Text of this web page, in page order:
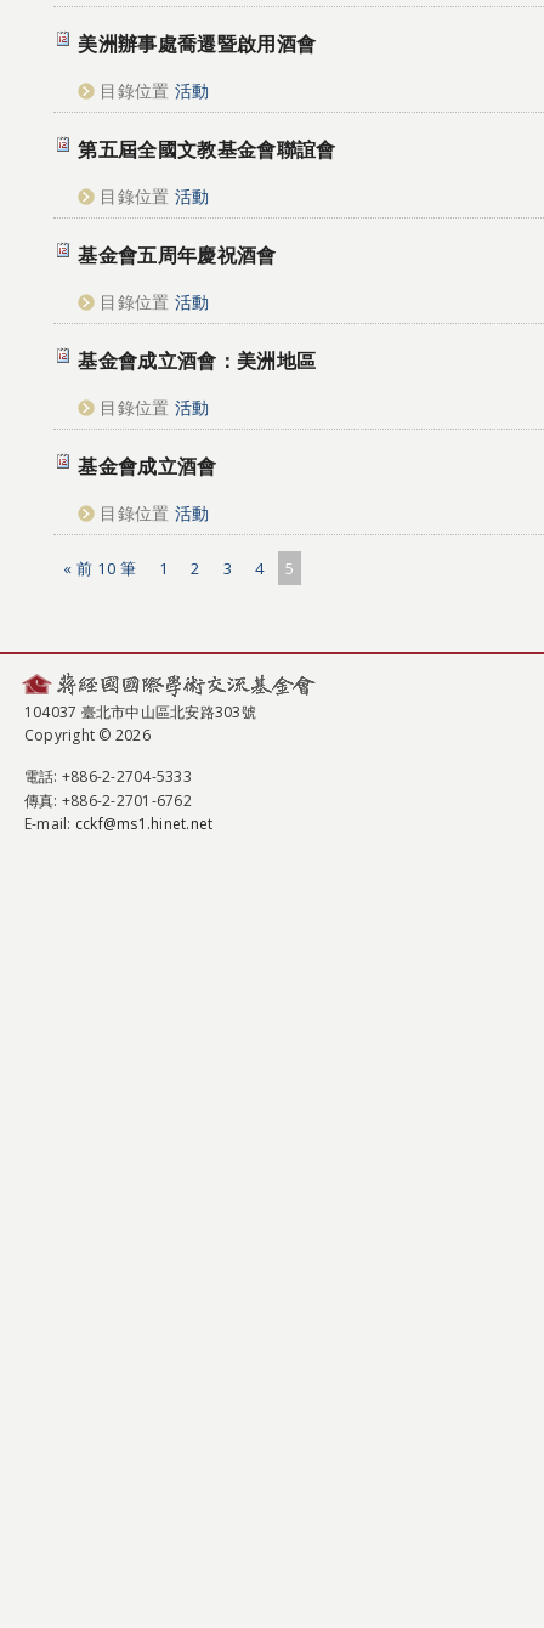
美洲辦事處喬遷暨啟用酒會
目錄位置 活動
第五屆全國文教基金會聯誼會
目錄位置 活動
基金會五周年慶祝酒會
目錄位置 活動
基金會成立酒會：美洲地區
目錄位置 活動
基金會成立酒會
目錄位置 活動
« 前 10 筆 1 2 3 4 5
104037 臺北市中山區北安路303號
Copyright © 2026
電話: +886-2-2704-5333
傳真: +886-2-2701-6762
E-mail: cckf@ms1.hinet.net